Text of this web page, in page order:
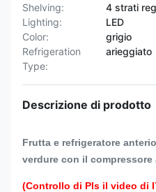
Shelving:
4 strati
Lighting:
LED
Color:
grigio
Refrigeration
Type:
arieggiato
Descrizione di prodotto
Frutta e refrigeratore
verdure con il
(Controllo di Pls il video di